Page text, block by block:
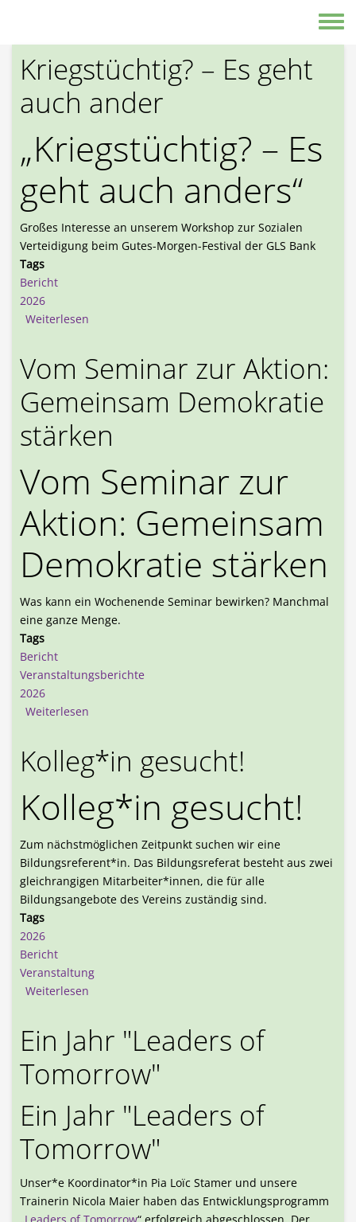
Kriegstüchtig? – Es geht
auch ander
„Kriegstüchtig? – Es
geht auch anders“
Großes Interesse an unserem Workshop zur Sozialen
Verteidigung beim Gutes-Morgen-Festival der GLS Bank
Tags
Bericht
2026
Weiterlesen
Vom Seminar zur Aktion:
Gemeinsam Demokratie
stärken
Vom Seminar zur
Aktion: Gemeinsam
Demokratie stärken
Was kann ein Wochenende Seminar bewirken? Manchmal
eine ganze Menge.
Tags
Bericht
Veranstaltungsberichte
2026
Weiterlesen
Kolleg*in gesucht!
Kolleg*in gesucht!
Zum nächstmöglichen Zeitpunkt suchen wir eine
Bildungsreferent*in. Das Bildungsreferat besteht aus zwei
gleichrangigen Mitarbeiter*innen, die für alle
Bildungsangebote des Vereins zuständig sind.
Tags
2026
Bericht
Veranstaltung
Weiterlesen
Ein Jahr "Leaders of
Tomorrow"
Ein Jahr "Leaders of
Tomorrow"
Unser*e Koordinator*in Pia Loïc Stamer und unsere
Trainerin Nicola Maier haben das Entwicklungsprogramm